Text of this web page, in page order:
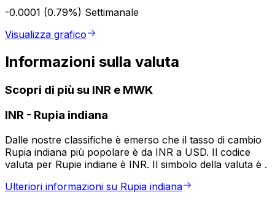
-0.0001 (0.79%) Settimanale
Visualizza grafico
Informazioni sulla valuta
Scopri di più su INR e MWK
INR - Rupia indiana
Dalle nostre classifiche è emerso che il tasso di cambio
Rupia indiana più popolare è da INR a USD. Il codice
valuta per Rupie indiane è INR. Il simbolo della valuta è ₹.
Ulteriori informazioni su Rupia indiana